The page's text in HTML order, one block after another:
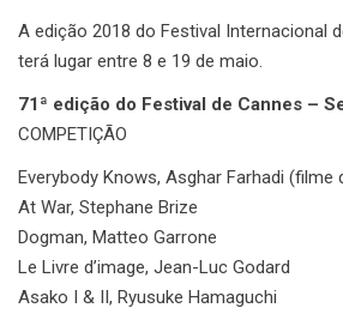
A edição 2018 do Festival Internacional
terá lugar entre 8 e 19 de maio.
71ª edição do Festival de Cannes –
COMPETIÇÃO
Everybody Knows, Asghar Farhadi (filme
At War, Stephane Brize
Dogman, Matteo Garrone
Le Livre d’image, Jean-Luc Godard
Asako I & II, Ryusuke Hamaguchi